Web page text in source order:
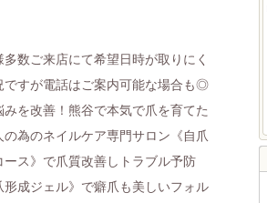
多数ご来店にて希望日時が取りにく
ですが電話はご案内可能な場合も◎
みを改善！熊谷で本気で爪を育てた
の為のネイルケア専門サロン《自爪
ース》で爪質改善しトラブル予防
形成ジェル》で癖爪も美しいフォル